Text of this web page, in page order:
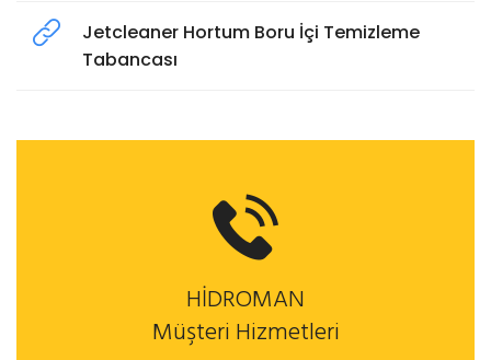
Jetcleaner Hortum Boru İçi Temizleme
Tabancası
HİDROMAN
Müşteri Hizmetleri